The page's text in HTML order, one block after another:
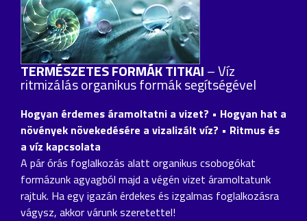
TERMÉSZETES FORMÁK TITKAI– Víz
ritmizálás organikus formák segítségével
Hogyan érdemes áramoltatni a vizet? • Hogyan hat a
növények növekedésére a vizalizált víz? • Ritmus és
a víz kapcsolata
A pár órás foglalkozás alatt organikus csobogókat
formázunk agyagból majd a végén vizet áramoltatunk
rajtuk. Ha egy igazán érdekes és izgalmas foglalkozásra
vágysz, akkor várunk szeretettel!